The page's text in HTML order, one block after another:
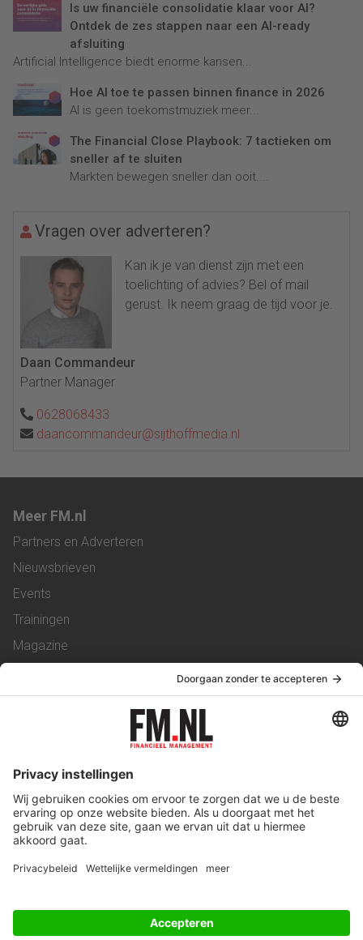
Is uw financiële consolidatie klaar voor AI?
Ontdek de zes stappen naar een AI-ready
afsluiting
Artificial Intelligence biedt enorme kansen...
Hoe AI toe te passen binnen finance in 2026
AI is geen toekomstmuziek meer...
The Financial Close Playbook: 7 tactieken om
sneller af te sluiten
Markten bewegen sneller dan ooit....
Vragen over adverteren?
Kan ik je van dienst zijn met een
toelichting of advies? Bel of mail
gerust. Ik neem graag de tijd voor je.
Daan Commandeur
Partner Manager
0628068433
daancommandeur@sijthoffmedia.nl
Meer FM.nl
Partners en Adverteren
Nieuwsbrieven
Events
Trainingen
Magazine
Service & Contact
Werken bij ons
Privacy Statement
Algemene Voorwaarden